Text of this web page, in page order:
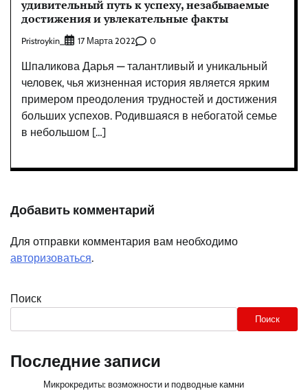
удивительный путь к успеху, незабываемые
достижения и увлекательные факты
Pristroykin_ 17 Марта 2022 0
Шпаликова Дарья — талантливый и уникальный
человек, чья жизненная история является ярким
примером преодоления трудностей и достижения
больших успехов. Родившаяся в небогатой семье
в небольшом […]
Добавить комментарий
Для отправки комментария вам необходимо
авторизоваться.
Поиск
Поиск
Последние записи
Микрокредиты: возможности и подводные камни